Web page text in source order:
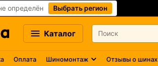
определён Выбрать регион
Каталог
Оплата Шиномонтаж Отзывы о шинах